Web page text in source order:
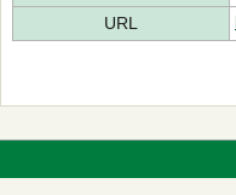
URL